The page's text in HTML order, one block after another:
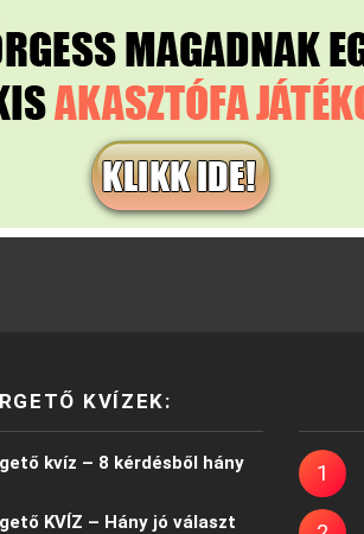
KVÍZEK:
kvíz – 8 kérdésből hány
KVÍZ – Hány jó választ